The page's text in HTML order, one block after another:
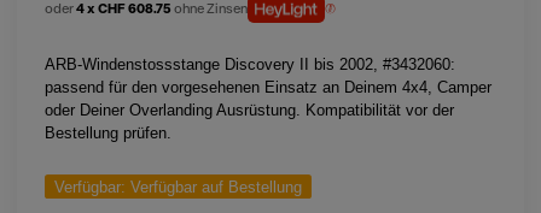
oder4 x CHF 608.75 ohne Zinsen
ARB-Windenstossstange Discovery II bis 2002, #3432060:
passend für den vorgesehenen Einsatz an Deinem 4x4, Camper
oder Deiner Overlanding Ausrüstung. Kompatibilität vor der
Bestellung prüfen.
Verfügbar: Verfügbar auf Bestellung